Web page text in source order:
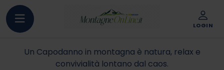
LOGIN
Un Capodanno in montagna è natura, relax e
convivialità lontano dal caos.